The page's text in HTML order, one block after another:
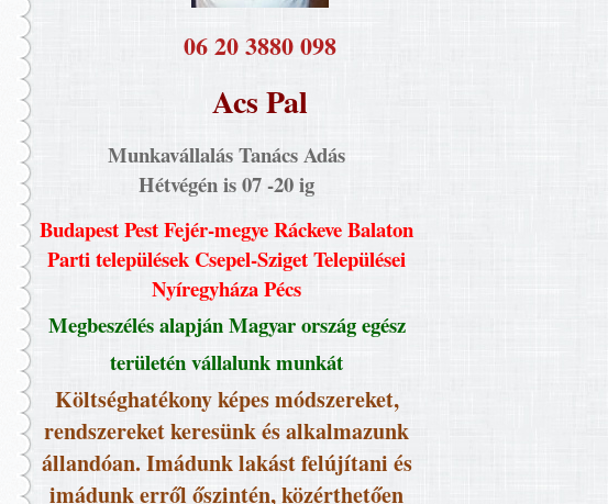
​06 20 3880 098
Acs Pal
Munkavállalás Tanács Adás
Hétvégén is 07 -20 ig
Budapest Pest Fejér-megye Ráckeve Balaton
Parti települések Csepel-Sziget Települései
Nyíregyháza Pécs
Megbeszélés alapján Magyar ország egész
területén vállalunk munkát
Költséghatékony képes módszereket,
rendszereket keresünk és alkalmazunk
állandóan. Imádunk lakást felújítani és
imádunk erről őszintén, közérthetően